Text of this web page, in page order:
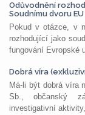
Odůvodnění
Soudnímu dvoru EU
Pokud v otázce, v
rozhodující jako
fungování Evropské
Dobrá víra
Má-li být dobrá víra
Sb., občanský
investigativní